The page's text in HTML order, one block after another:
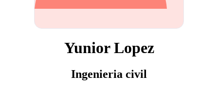
Yunior Lopez
Ingenieria civil